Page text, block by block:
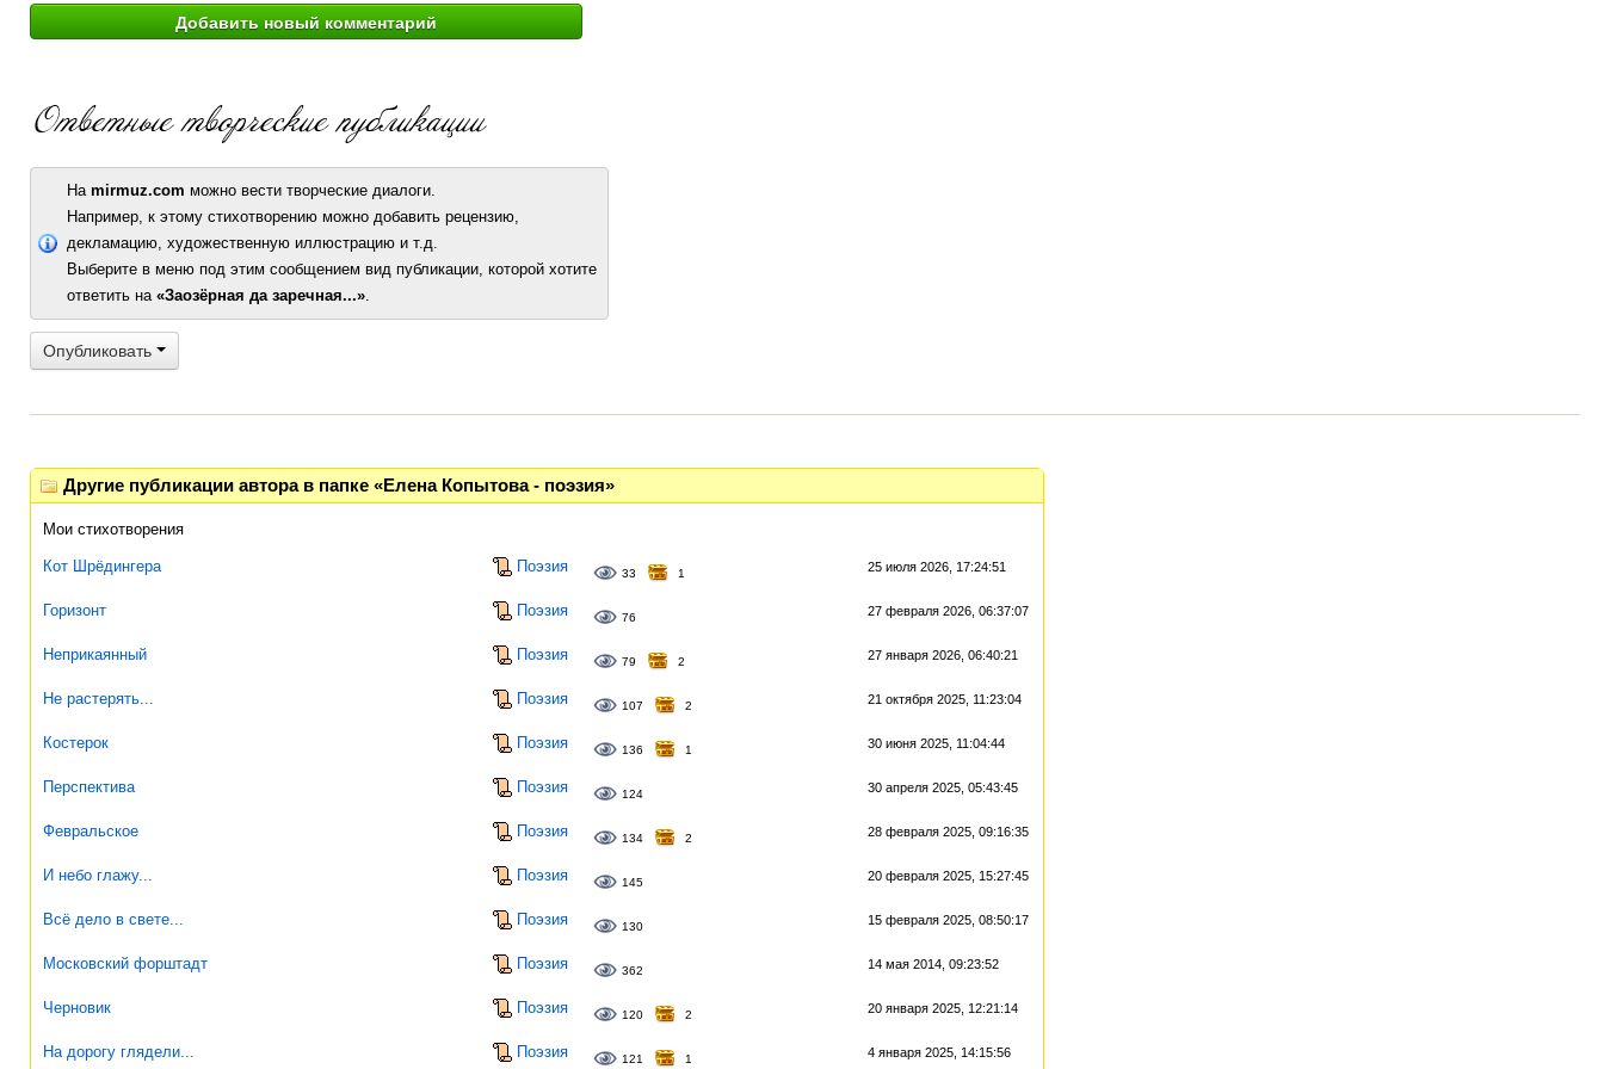
На mirmuz.com можно вести творческие диалоги.
Например, к этому стихотворению можно добавить рецензию,
декламацию, художественную иллюстрацию и т.д.
Выберите в меню под этим сообщением вид публикации, которой хотите
ответить на «Заозёрная да заречная...».
Опубликовать
Другие публикации автора в папке «Елена Копытова - поэзия»
Мои стихотворения
Кот Шрёдингера Поэзия 33 1 25 июля 2026, 17:24:51
Горизонт Поэзия 76 27 февраля 2026, 06:37:07
Неприкаянный Поэзия 79 2 27 января 2026, 06:40:21
Не растерять... Поэзия 107 2 21 октября 2025, 11:23:04
Костерок Поэзия 136 1 30 июня 2025, 11:04:44
Перспектива Поэзия 124 30 апреля 2025, 05:43:45
Февральское Поэзия 134 2 28 февраля 2025, 09:16:35
И небо глажу... Поэзия 145 20 февраля 2025, 15:27:45
Всё дело в свете... Поэзия 130 15 февраля 2025, 08:50:17
Московский форштадт Поэзия 362 14 мая 2014, 09:23:52
Черновик Поэзия 120 2 20 января 2025, 12:21:14
На дорогу глядели... Поэзия 121 1 4 января 2025, 14:15:56